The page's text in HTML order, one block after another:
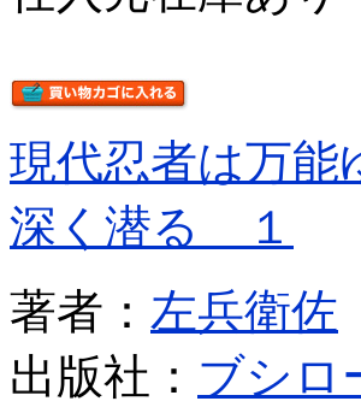
現代忍者は万能
深く潜る １
著者： 左兵衛佐
出版社： ブシロ